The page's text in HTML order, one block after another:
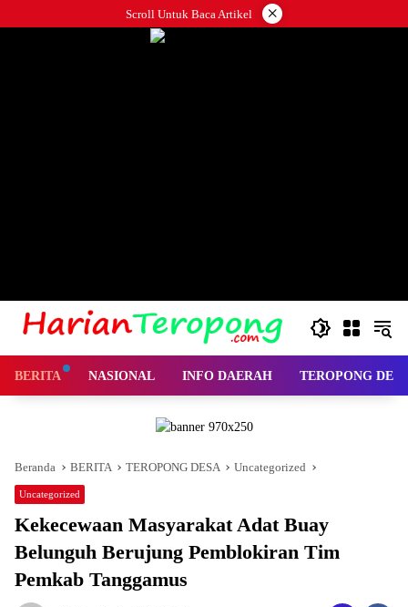
ke
Scroll Untuk Baca Artikel ×
BERITA NASIONAL INFO DAERAH TEROPONG
Beranda BERITA TEROPONG DESA Uncategorized
Uncategorized
Kekecewaan Masyarakat Adat Buay
Belunguh Berujung Pemblokiran Tim
Pemkab Tanggamus